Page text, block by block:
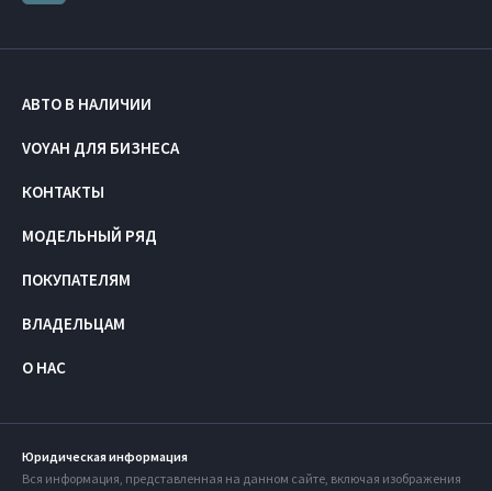
АВТО В НАЛИЧИИ
VOYAH ДЛЯ БИЗНЕСА
КОНТАКТЫ
МОДЕЛЬНЫЙ РЯД
ПОКУПАТЕЛЯМ
ВЛАДЕЛЬЦАМ
О НАС
Юридическая информация
Вся информация, представленная на данном сайте, включая изображения